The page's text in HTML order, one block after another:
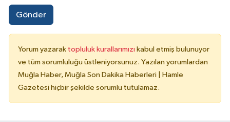
Gönder
Yorum yazarak topluluk kurallarımızı kabul etmiş bulunuyor
ve tüm sorumluluğu üstleniyorsunuz. Yazılan yorumlardan
Muğla Haber, Muğla Son Dakika Haberleri | Hamle
Gazetesi hiçbir şekilde sorumlu tutulamaz.